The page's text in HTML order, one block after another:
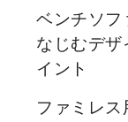
ベンチソフ
なじむデザ
イント
ファミレス